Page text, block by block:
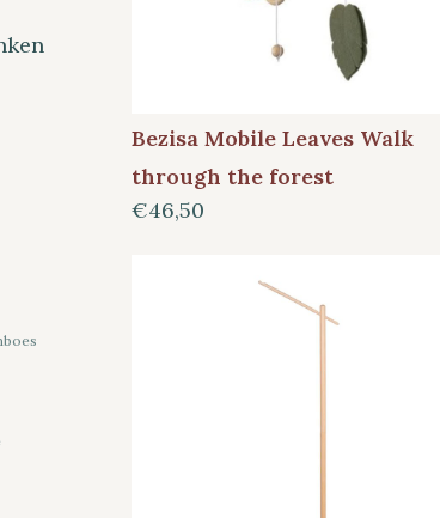
Bezisa Mobile Leaves Walk
through the forest
€46,50